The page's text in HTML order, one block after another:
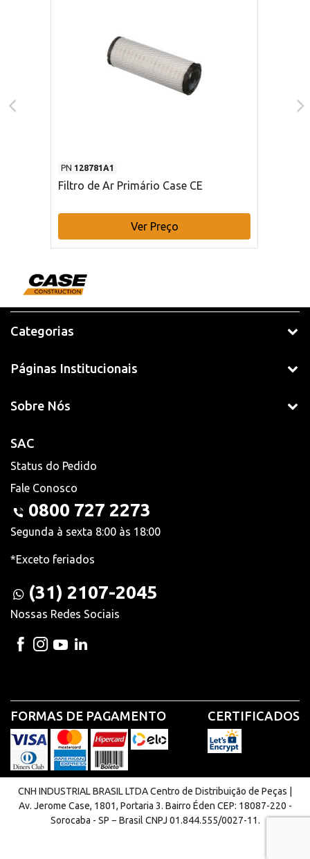
PN 128781A1
Filtro de Ar Primário Case CE
Ver Preço
Categorias
Páginas Institucionais
Sobre Nós
SAC
Status do Pedido
Fale Conosco
0800 727 2273
Segunda à sexta 8:00 às 18:00
*Exceto feriados
(31) 2107-2045
Nossas Redes Sociais
FORMAS DE PAGAMENTO CERTIFICADOS
CNH INDUSTRIAL BRASIL LTDA Centro de Distribuição de Peças |
Av. Jerome Case, 1801, Portaria 3. Bairro Éden CEP: 18087-220 -
Sorocaba - SP − Brasil CNPJ 01.844.555/0027-11.